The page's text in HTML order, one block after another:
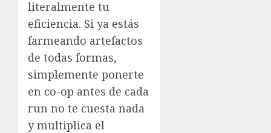
literalmente tu
eficiencia. Si ya estás
farmeando artefactos
de todas formas,
simplemente ponerte
en co-op antes de cada
run no te cuesta nada
y multiplica el